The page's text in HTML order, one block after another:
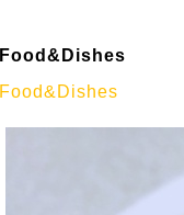
Food&Dishes
Food&Dishes